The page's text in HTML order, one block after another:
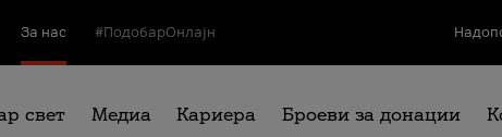
За нас #ПодобарОнлајн
свет Медиа Кариера Броеви за донации